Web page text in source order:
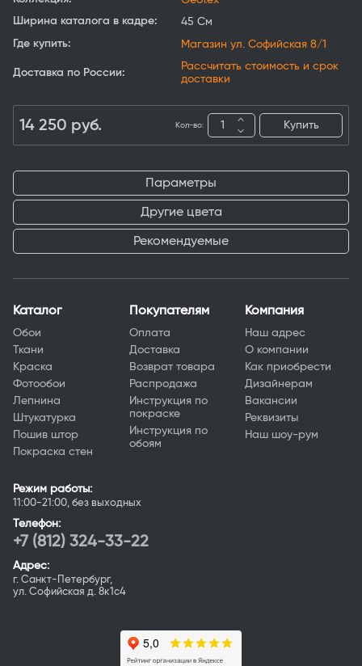
Ширина каталога в кадре:
45 См
Где купить:
Магазин ул. Софийская 8/1
Доставка по России:
Рассчитать стоимость и срок
доставки
14 250 руб. Кол-во: Купить
Параметры
Другие цвета
Рекомендуемые
Каталог
Обои
Ткани
Краска
Фотообои
Лепнина
Штукатурка
Пошив штор
Покраска стен
Покупателям
Оплата
Доставка
Возврат товара
Распродажа
Инструкция по
покраске
Инструкция по
обоям
Компания
Наш адрес
О компании
Как приобрести
Дизайнерам
Вакансии
Реквизиты
Наш шоу-рум
Режим работы:
11:00-21:00, без выходных
Телефон:
+7 (812) 324-33-22
Адрес:
г. Санкт-Петербург,
ул. Софийская д. 8к1с4